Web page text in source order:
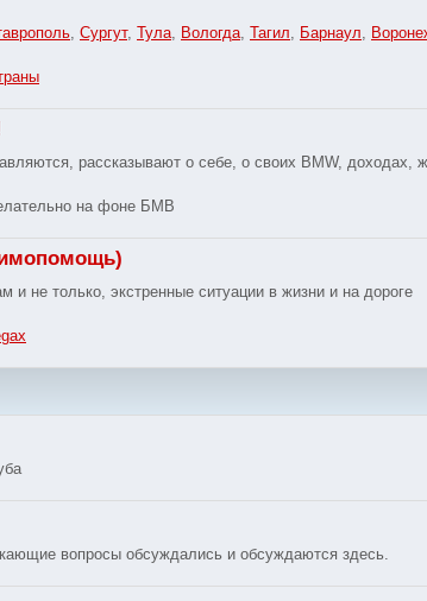
Сургут, Тула Вологда Тагил Барнаул
рассказывают о себе, о своих BMW, доходах,
на фоне БМВ
и не только, экстренные ситуации в жизни и на дороге
вопросы обсуждались и обсуждаются здесь.